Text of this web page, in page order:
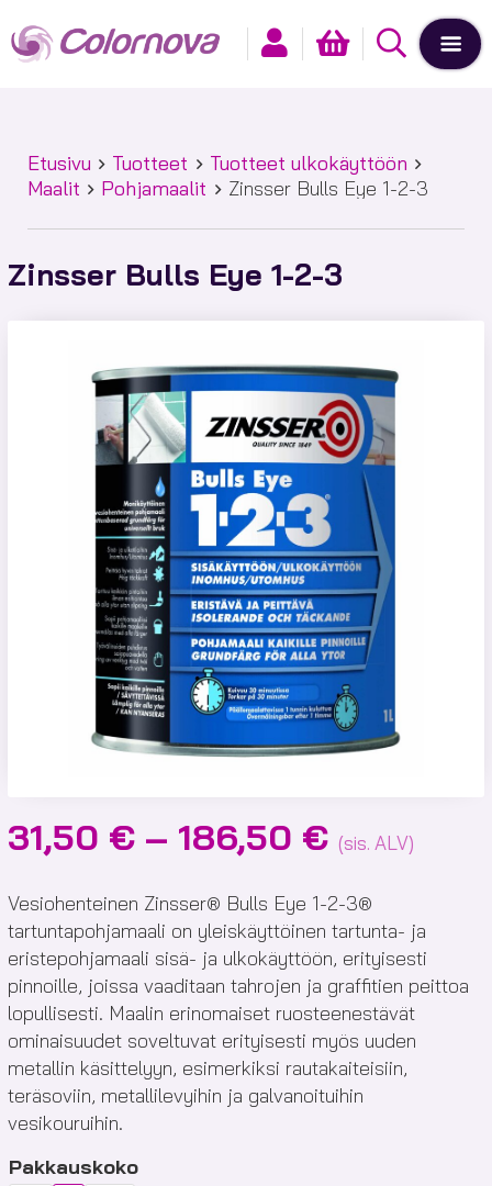
Etusivu Tuotteet
Tuotteet ulkokäyttöön
Maalit
Pohjamaalit Zinsser Bulls Eye 1-2-3
Zinsser Bulls Eye 1-2-3
31,50 € – 186,50 €
-
186,50 €
(sis. ALV)
Vesiohenteinen Zinsser® Bulls Eye 1-2-3®
tartuntapohjamaali on yleiskäyttöinen tartunta- ja
eristepohjamaali sisä- ja ulkokäyttöön, erityisesti
pinnoille, joissa vaaditaan tahrojen ja graffitien peittoa
lopullisesti. Maalin erinomaiset ruosteenestävät
ominaisuudet soveltuvat erityisesti myös uuden
metallin käsittelyyn, esimerkiksi rautakaiteisiin,
teräsoviin, metallilevyihin ja galvanoituihin
vesikouruihin.
Pakkauskoko